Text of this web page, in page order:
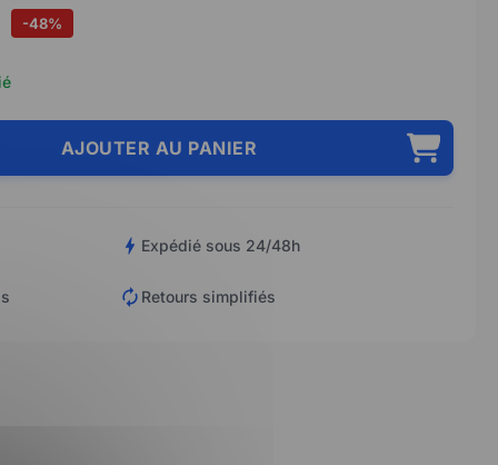
-48%
AJOUTER AU PANIER
Expédié sous 24/48h
Retours simplifiés